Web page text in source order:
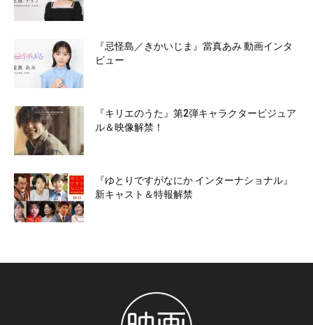
『忌怪島／きかいじま』當真あみ 動画インタ
ビュー
『キリエのうた』第2弾キャラクタービジュア
ル＆映像解禁！
『ゆとりですがなにか インターナショナル』
新キャスト＆特報解禁